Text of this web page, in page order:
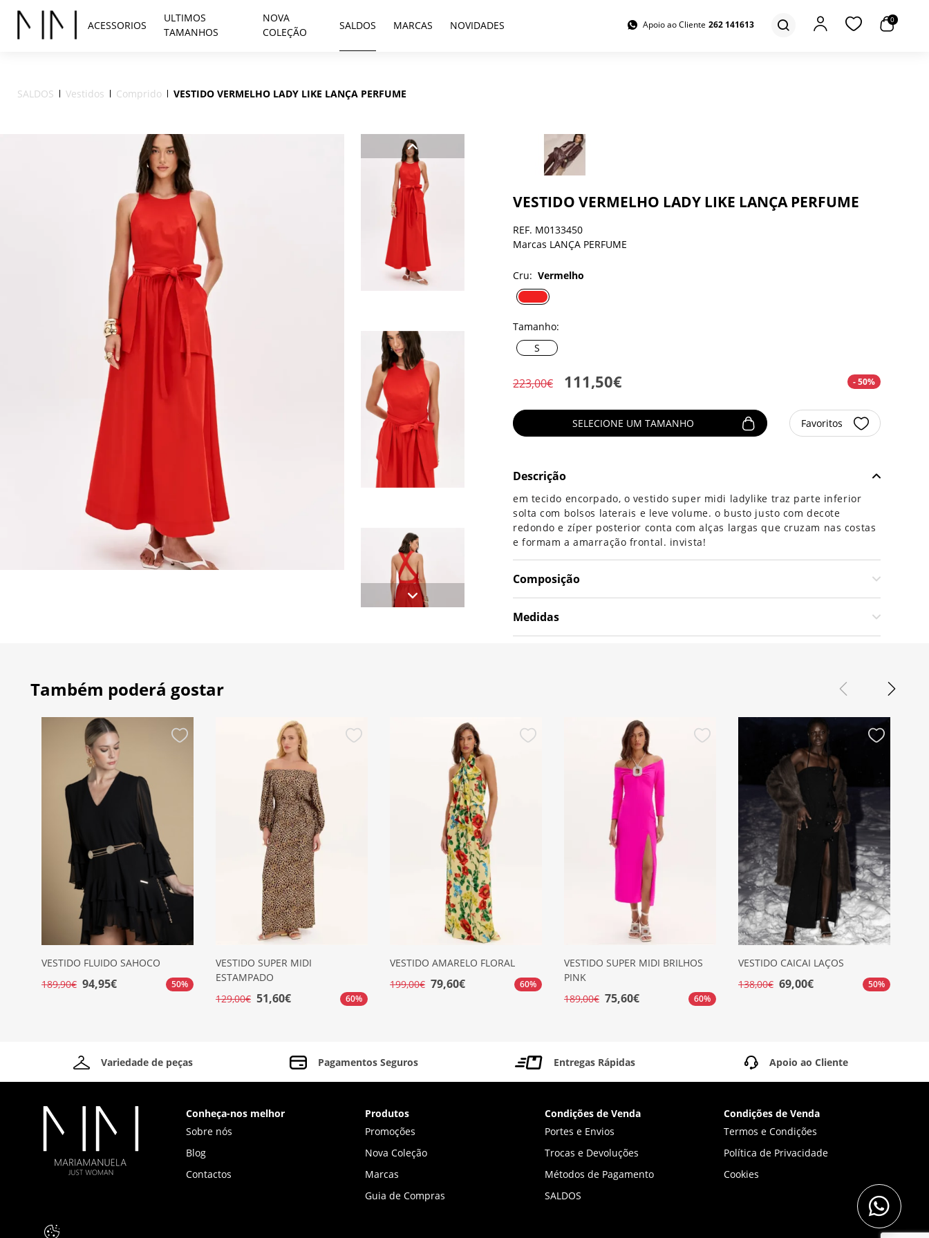
ACESSORIOS
ULTIMOS
TAMANHOS
NOVA
COLEÇÃO
SALDOS MARCAS NOVIDADES Apoio ao Cliente 262 141613 0
SALDOS Vestidos Comprido VESTIDO VERMELHO LADY LIKE LANÇA PERFUME
VESTIDO VERMELHO LADY LIKE LANÇA PERFUME
REF. M0133450
Marcas LANÇA PERFUME
Cru: Vermelho
Tamanho:
S
223,00€ 111,50€ - 50%
SELECIONE UM TAMANHO Favoritos
Descrição
em tecido encorpado, o vestido super midi ladylike traz parte inferior
solta com bolsos laterais e leve volume. o busto justo com decote
redondo e zíper posterior conta com alças largas que cruzam nas costas
e formam a amarração frontal. invista!
Composição
Medidas
Também poderá gostar
VESTIDO FLUIDO SAHOCO
189,90€ 94,95€ 50%
VESTIDO SUPER MIDI
ESTAMPADO
129,00€ 51,60€ 60%
VESTIDO AMARELO FLORAL
199,00€ 79,60€ 60%
VESTIDO SUPER MIDI BRILHOS
PINK
189,00€ 75,60€ 60%
VESTIDO CAICAI LAÇOS
138,00€ 69,00€ 50%
Variedade de peças Pagamentos Seguros Entregas Rápidas Apoio ao Cliente
Conheça-nos melhor
Sobre nós
Blog
Contactos
Produtos
Promoções
Nova Coleção
Marcas
Guia de Compras
Condições de Venda
Portes e Envios
Trocas e Devoluções
Métodos de Pagamento
SALDOS
Condições de Venda
Termos e Condições
Política de Privacidade
Cookies